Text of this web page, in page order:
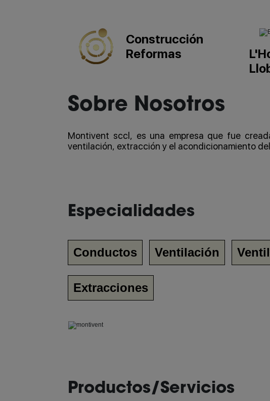
Construcción
Reformas
Sobre Nosotros
Montivent sccl, es una empresa que fue
ventilación, extracción y el acondicionamiento
Especialidades
Conductos Ventilación
Extracciones
Productos/Servicios